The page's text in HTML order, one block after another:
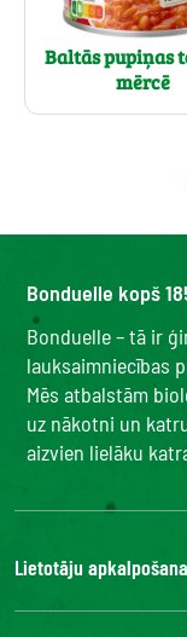
Baltās pupiņas
mērcē
Bonduelle kopš
Bonduelle – tā ir
lauksaimniecības
Mēs atbalstām
uz nākotni un
aizvien lielāku
Lietotāju
Bonduelle Food